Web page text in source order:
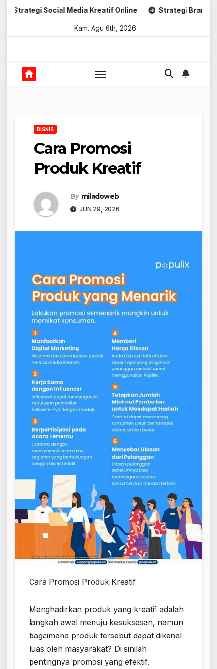
Skip
Media Kreatif Online Strategi Branding Kreatif
Kam. Agu 6th, 2026
BISNIS
Cara Promosi
Produk Kreatif
By miladoweb
JUN 29, 2026
Cara Promosi Produk Kreatif
Menghadirkan produk yang kreatif adalah
langkah awal menuju kesuksesan, namun
bagaimana produk tersebut dapat dikenal
luas oleh masyarakat? Di sinilah
pentingnya promosi yang efektif.